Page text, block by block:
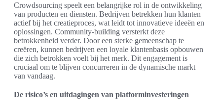
Crowdsourcing speelt een belangrijke rol in de ontwikkeling
van producten en diensten. Bedrijven betrekken hun klanten
actief bij het creatieproces, wat leidt tot innovatieve ideeën en
oplossingen. Community-building versterkt deze
betrokkenheid verder. Door een sterke gemeenschap te
creëren, kunnen bedrijven een loyale klantenbasis opbouwen
die zich betrokken voelt bij het merk. Dit engagement is
cruciaal om te blijven concurreren in de dynamische markt
van vandaag.
De risico’s en uitdagingen van platforminvesteringen